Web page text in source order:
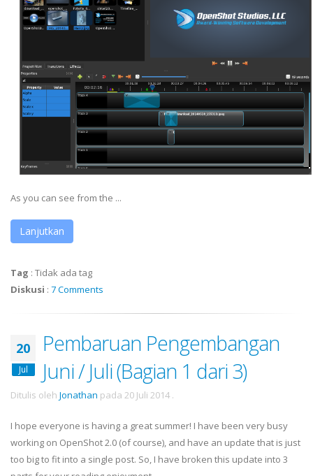
As you can see from the ...
Lanjutkan
Tag : Tidak ada tag
Diskusi : 7 Comments
20
Jul
Pembaruan Pengembangan
Juni / Juli (Bagian 1 dari 3)
Ditulis oleh Jonathan pada 20 Juli 2014 .
I hope everyone is having a great summer! I have been very busy
working on OpenShot 2.0 (of course), and have an update that is just
too big to fit into a single post. So, I have broken this update into 3